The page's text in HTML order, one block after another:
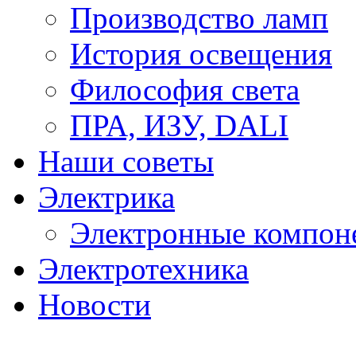
Производство ламп
История освещения
Философия света
ПРА, ИЗУ, DALI
Наши советы
Электрика
Электронные
Электротехника
Новости